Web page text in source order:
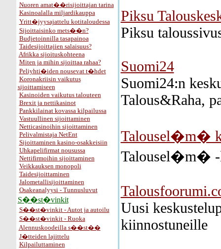
Nuoren amat��risijoittajan tarina
Kasinoalalla miljardikauppa
Yritt�jyysajattelu kotitaloudessa
Sijoittaisinko mets��n?
Budjetoinnilla tasapainoa
Taidesijoittajien salaisuus?
Afrikka sijoituskohteena
Miten ja mihin sijoittaa rahaa?
Peliyhti�iden nousevat t�hdet
Koronakriisin vaikutus
sijoittamiseen
Kasinoiden vaikutus talouteen
Brexit ja nettikasinot
Pankkilainat kovassa kilpailussa
Vastuullinen sijoittaminen
Netticasinoihin sijoittaminen
Pelivalmistaja NetEnt
Sijoittaminen kasino-osakkeisiin
Uhkapelifirmat nousussa
Nettifirmoihin sijoittaminen
Veikkauksen monopoli
Taidesijoittaminen
Jalometallisijoittaminen
Osakeanalyysi - Tunnusluvut
S��st�vinkit
S��st�vinkit - Autot ja autoilu
S��st�vinkit - Ruoka
Alennuskoodeilla s��st��
J�tteiden lajittelu
Kilpailuttaminen
Piksu
Piksu
Suomi24
Suomi24:n
Talous&Raha,
Talousel�m�
Talousel�m� -
Uusi
kiinnostuneille